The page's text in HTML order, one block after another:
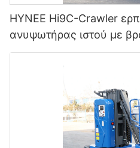
HYNEE Hi9C-Crawler
ανυψωτήρας ιστού με